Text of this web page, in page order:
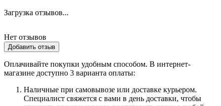
Загрузка отзывов...
Нет отзывов
Добавить отзыв
Оплачивайте покупки удобным способом. В интернет-
магазине доступно 3 варианта оплаты:
Наличные при самовывозе или доставке курьером.
Специалист свяжется с вами в день доставки, чтобы